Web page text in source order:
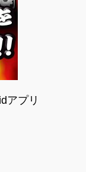
アプリ